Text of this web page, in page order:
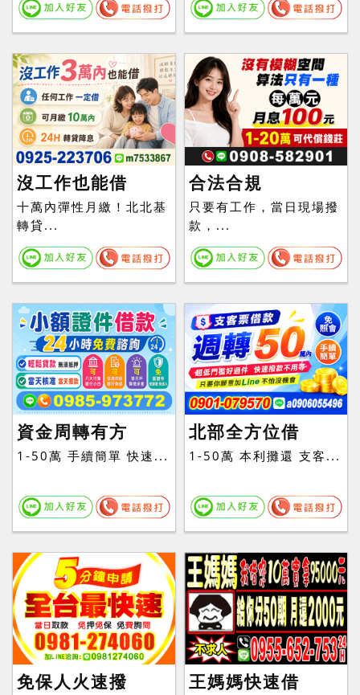
沒工作也能借
十萬內彈性月繳！北北基
轉貸...
合法合規
只要有工作，當日現場撥
款，...
資金周轉有方
1-50萬 手續簡單 快速...
北部全方位借
1-50萬 本利攤還 支客...
免保人火速撥 王媽媽快速借